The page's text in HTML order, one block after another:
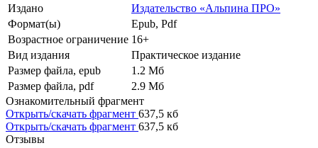
Издано
Издательство «Альпина ПРО»
Формат(ы)
Epub, Pdf
Возрастное ограничение 16+
Вид издания
Практическое издание
Размер файла, epub
1.2 Mб
Размер файла, pdf
2.9 Mб
Ознакомительный фрагмент
Открыть/скачать фрагмент 637,5 кб
Открыть/скачать фрагмент 637,5 кб
Отзывы